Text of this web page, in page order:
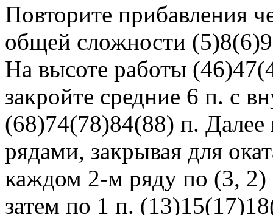
Повторите прибавления
общей сложности
На высоте работы
закройте средние 6 п. с
(68)74(78)84(88) п.
рядами, закрывая для
каждом 2-м ряду по (3,
затем по 1 п.